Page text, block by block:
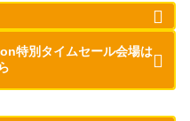
特別タイムセール会場は